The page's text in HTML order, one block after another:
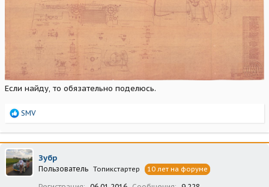
Если найду, то обязательно поделюсь.
Р
а
к
ц
и
и
SMV
Зубр
Пользователь Топикстартер 10 лет на форуме